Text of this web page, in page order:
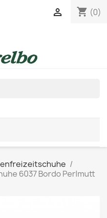
shopping_cart (0)

6037 Bordo Perlmutt